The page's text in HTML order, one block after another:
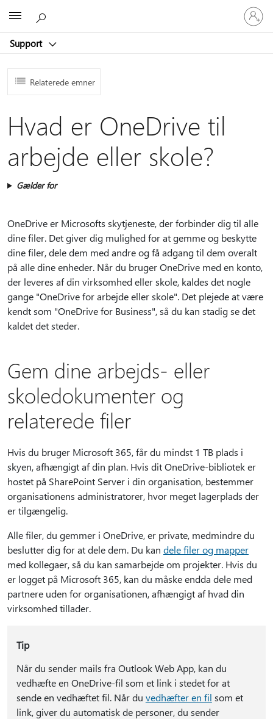
Support
Log
på
din
Relaterede emner
Hvad er OneDrive til
arbejde eller skole?
Gælder for
OneDrive er Microsofts skytjeneste, der forbinder dig til alle
dine filer. Det giver dig mulighed for at gemme og beskytte
dine filer, dele dem med andre og få adgang til dem overalt
på alle dine enheder. Når du bruger OneDrive med en konto,
der leveres af din virksomhed eller skole, kaldes det nogle
gange "OneDrive for arbejde eller skole". Det plejede at være
kendt som "OneDrive for Business", så du kan stadig se det
kaldet det steder.
Gem dine arbejds- eller
skoledokumenter og
relaterede filer
Hvis du bruger Microsoft 365, får du mindst 1 TB plads i
skyen, afhængigt af din plan. Hvis dit OneDrive-bibliotek er
hostet på SharePoint Server i din organisation, bestemmer
organisationens administratorer, hvor meget lagerplads der
er tilgængelig.
Alle filer, du gemmer i OneDrive, er private, medmindre du
beslutter dig for at dele dem. Du kan dele filer og mapper
med kollegaer, så du kan samarbejde om projekter. Hvis du
er logget på Microsoft 365, kan du måske endda dele med
partnere uden for organisationen, afhængigt af hvad din
virksomhed tillader.
Tip
Når du sender mails fra Outlook Web App, kan du
vedhæfte en OneDrive-fil som et link i stedet for at
sende en vedhæftet fil. Når du vedhæfter en fil som et
link, giver du automatisk de personer, du sender